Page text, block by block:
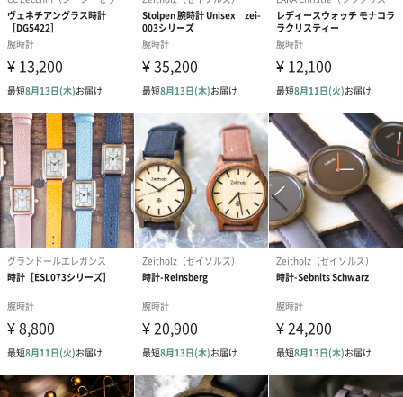
ムーヴメント：自動巻き
ダイヤル：グリーン
ガラス：ミネラルガラス
ブレスレット：レザー
HENRY LONDON（ヘンリーロンドン）
HENRY LONDON（ヘンリーロンドン）は、2015年のバーゼルワ
ールドで発表され、同年10月にデビューしました。
ブランド創立と同時に世界各国のバイヤーからのラブコールを受
けて、ブランド創立から約2年であっという間に世界70か国で取扱
いがスタート。「社会現象を築いた」と言えるほどのスピード感
で、世界中にファンをつくっているブランドです。日本には2016